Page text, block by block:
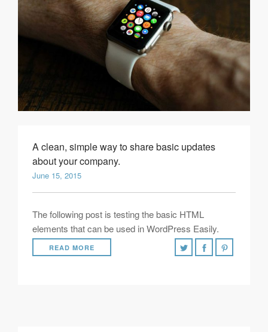
A clean, simple way to share basic updates
about your company.
June 15, 2015
The following post is testing the basic HTML
elements that can be used in WordPress Easily.
READ MORE